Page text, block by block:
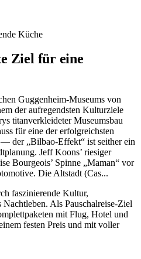
Küche
Ziel für eine
Guggenheim-Museums von
der aufregendsten Kulturziele
titanverkleideter Museumsbau
für eine der erfolgreichsten
der „Bilbao-Effekt“ ist seither ein
Jeff Koons’ riesiger
Bourgeois’ Spinne „Maman“ vor
Die Altstadt (Cas...
faszinierende Kultur,
Als Pauschalreise-Ziel
mit Flug, Hotel und
festen Preis und mit voller